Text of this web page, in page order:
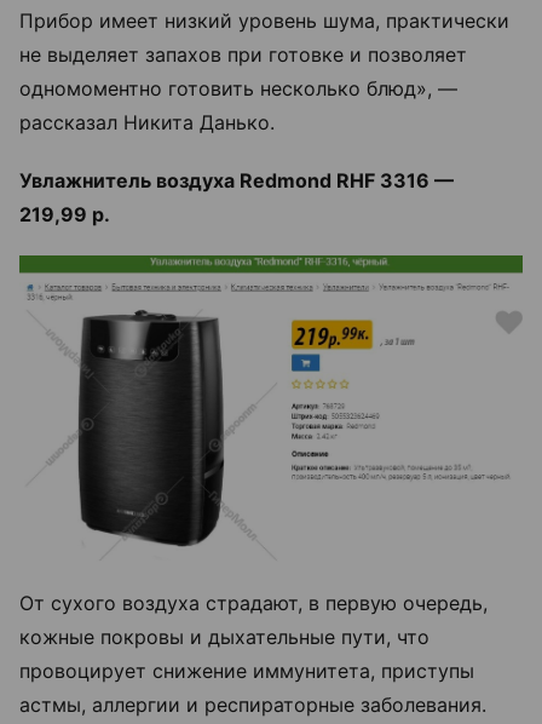
Прибор имеет низкий уровень шума, практически
не выделяет запахов при готовке и позволяет
одномоментно готовить несколько блюд», —
рассказал Никита Данько.
Увлажнитель воздуха Redmond RHF 3316 —
219,99 р.
От сухого воздуха страдают, в первую очередь,
кожные покровы и дыхательные пути, что
провоцирует снижение иммунитета, приступы
астмы, аллергии и респираторные заболевания.